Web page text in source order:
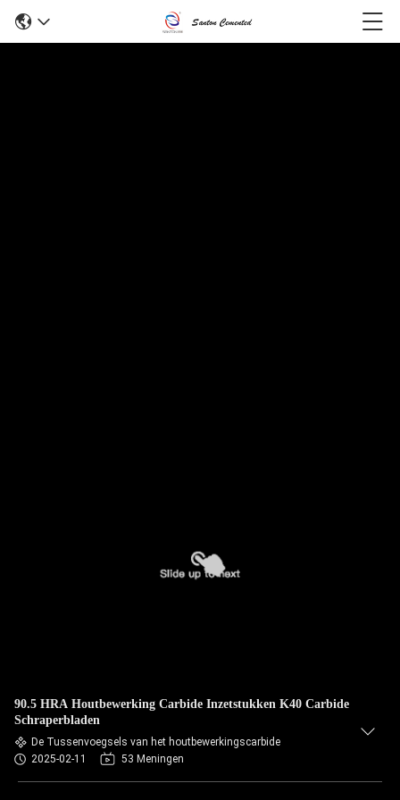
90.5 HRA Houtbewerking Carbide Inzetstukken K40 Carbide
Schraperbladen
De Tussenvoegsels van het houtbewerkingscarbide
2025-02-11
53 Meningen